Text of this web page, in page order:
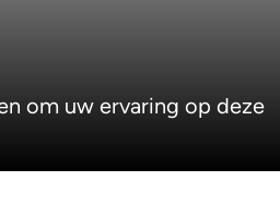
om uw ervaring op deze